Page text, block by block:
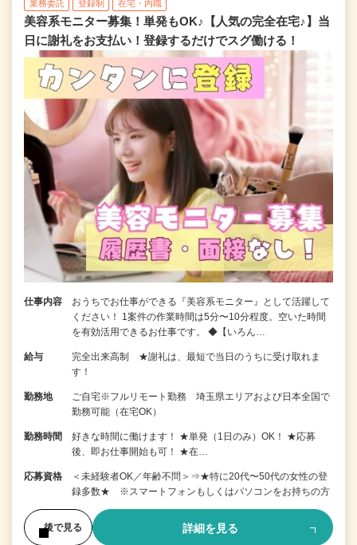
業務委託 登録制 在宅・内職
美容系モニター募集！単発もOK♪【人気の完全在宅♪】当
日に謝礼をお支払い！登録するだけでスグ働ける！
仕事内容
おうちでお仕事ができる『美容系モニター』として活躍して
ください！ 1案件の作業時間は5分〜10分程度。空いた時間
を有効活用できるお仕事です。 ◆【いろん…
給与
完全出来高制 ★謝礼は、最短で当日のうちに受け取れま
す！
勤務地
ご自宅※フルリモート勤務 埼玉県エリアおよび日本全国で
勤務可能（在宅OK）
勤務時間
好きな時間に働けます！ ★単発（1日のみ）OK！ ★応募
後、即お仕事開始も可！ ★在…
応募資格
＜未経験者OK／年齢不問＞⇒★特に20代〜50代の女性の登
録多数★ ※スマートフォンもしくはパソコンをお持ちの方
後で見る 詳細を見る